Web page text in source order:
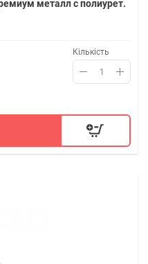
металл с полиурет.
Кількість